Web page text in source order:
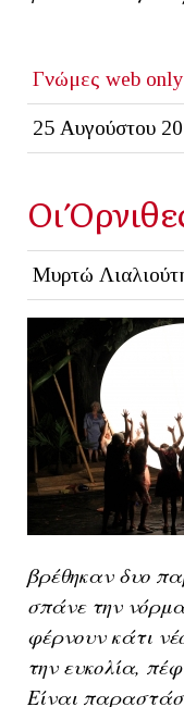
Γνώμες web only
25 Αυγούστου
Οι
Μυρτώ
βρέθηκαν δυο
σπάνε την
φέρνουν κάτι
την ευκολία,
Είναι